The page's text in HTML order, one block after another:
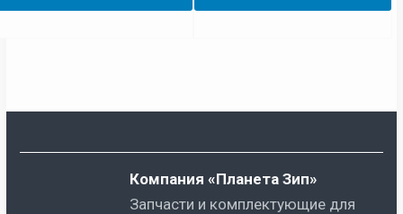
Компания «Планета Зип»
Запчасти и комплектующие для